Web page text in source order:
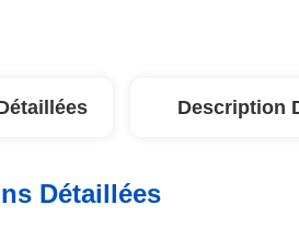
Description
Détaillées